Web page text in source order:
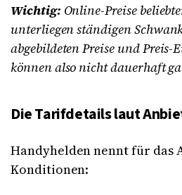
Wichtig: Online-Preise
unterliegen ständigen
abgebildeten Preise und Preis-
können also nicht dauerhaft
Die Tarifdetails laut
Handyhelden nennt für das
Konditionen: